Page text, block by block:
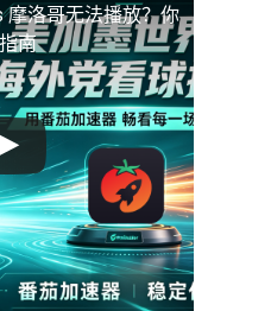
摩洛哥无法播放？你
南